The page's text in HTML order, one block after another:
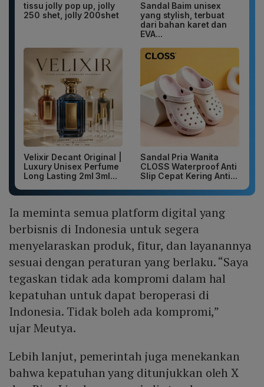
tissu jolly pop up, jolly
250 shet, jolly 200shet
Sandal Baim unisex
yang stylish, terbuat
dari bahan karet dan
EVA...
Velixir Decant Original |
Luxury Unisex Perfume
Long Lasting 2ml 3ml...
Sandal Pria Wanita
CLOSS Waterproof Anti
Slip Cepat Kering Anti...
Ia meminta semua platform digital yang
berbisnis di Indonesia untuk segera
menyelaraskan produk, fitur, dan layanannya
sesuai dengan peraturan yang berlaku. “Saya
tegaskan tidak ada kompromi dalam hal
kepatuhan untuk dapat beroperasi di
Indonesia. Tidak boleh ada kompromi,”
ujar Meutya.
Lebih lanjut, pemerintah juga menekankan
bahwa kepatuhan yang ditunjukkan oleh X